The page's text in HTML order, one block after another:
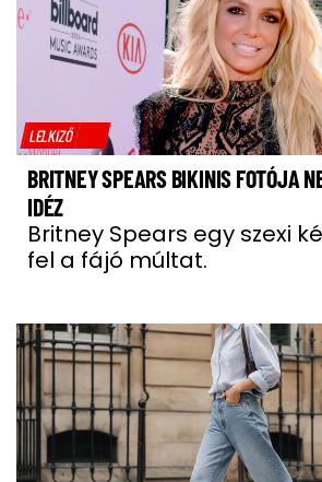
LELKIZŐ
BRITNEY SPEARS BIKINIS FOTÓJA
IDÉZ
Britney Spears egy szexi
fel a fájó múltat.